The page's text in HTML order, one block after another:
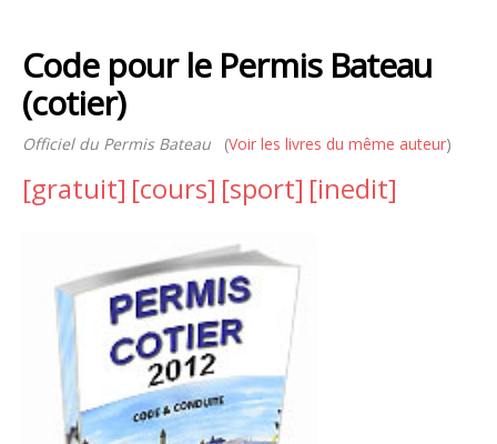
Culture
Code pour le Permis Bateau
(cotier)
Officiel du Permis Bateau (Voir les livres du même auteur)
[gratuit] [cours] [sport] [inedit]